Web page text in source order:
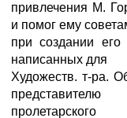
привлечения М.
и помог ему
при создании
написанных для
Художеств. т-ра.
представителю